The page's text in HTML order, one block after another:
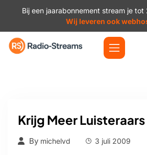
Bij een jaarabonnement stream je
Wij leveren ook
Krijg Meer Luisteraars
By michelvd 3 juli 2009